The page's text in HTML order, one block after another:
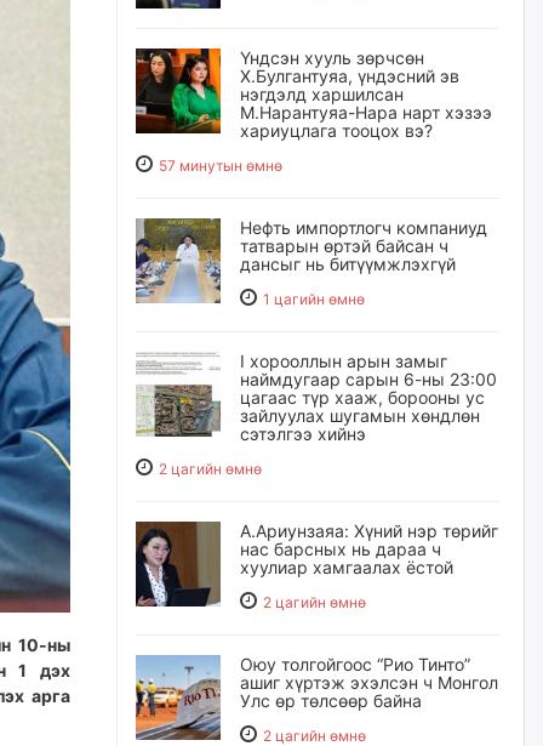
10-ны
1 дэх
арга
Үндсэн хууль зөрчсөн
Х.Булгантуяа, үндэсний эв
нэгдэлд харшилсан
М.Нарантуяа-Нара нарт хэзээ
хариуцлага тооцох вэ?
57 минутын өмнө
Нефть импортлогч компаниуд
татварын өртэй байсан ч
дансыг нь битүүмжлэхгүй
1 цагийн өмнө
I хорооллын арын замыг
наймдугаар сарын 6-ны 23:00
цагаас түр хааж, борооны ус
зайлуулах шугамын хөндлөн
сэтэлгээ хийнэ
2 цагийн өмнө
А.Ариунзаяа: Хүний нэр төрийг
нас барсных нь дараа ч
хуулиар хамгаалах ёстой
2 цагийн өмнө
Оюу толгойгоос “Рио Тинто”
ашиг хүртэж эхэлсэн ч Монгол
Улс өр төлсөөр байна
2 цагийн өмнө